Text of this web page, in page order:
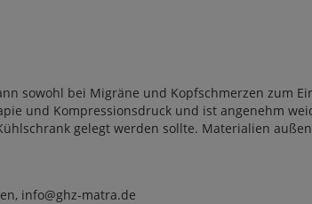
sowohl bei Migräne und Kopfschmerzen zum
und Kompressionsdruck und ist angenehm
gelegt werden sollte. Materialien
info@ghz-matra.de